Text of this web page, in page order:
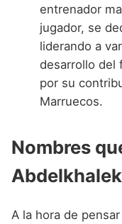
entrenador
jugador, se
liderando a
desarrollo del
por su
Marruecos.
Nombres
Abdelkhalek
A la hora de